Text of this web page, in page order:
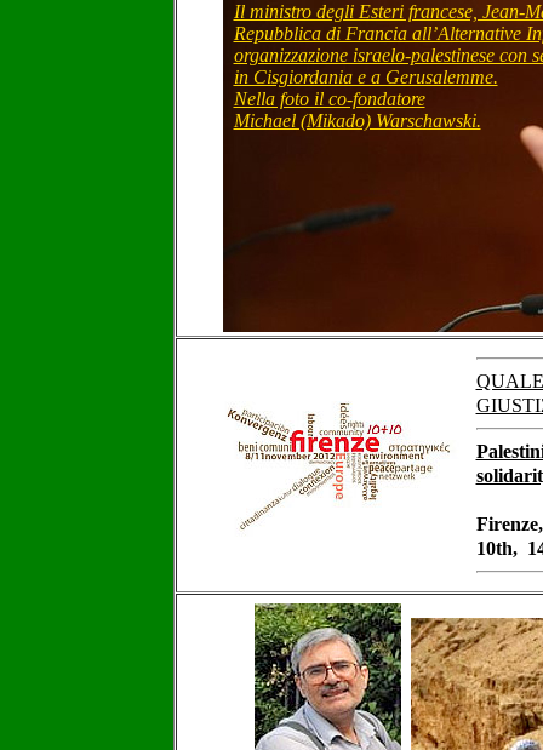
Il ministro degli Esteri francese, Jean-
Repubblica di Francia all’Alternative
organizzazione israelo-palestinese con
in Cisgiordania e a Gerusalemme.
Nella foto il co-fondatore
Michael (Mikado) Warschawski.
10th,